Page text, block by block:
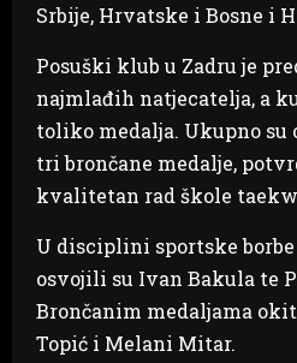
Srbije, Hrvatske i Bosne i
Posuški klub u Zadru je
najmlađih natjecatelja, a
toliko medalja. Ukupno
tri brončane medalje,
kvalitetan rad škole
U disciplini sportske
osvojili su Ivan Bakula te
Brončanim medaljama
Topić i Melani Mitar.